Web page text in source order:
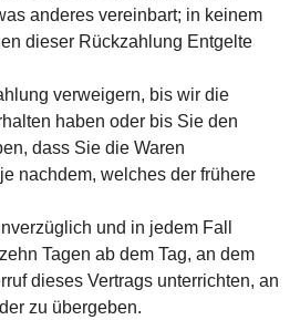
anderes vereinbart; in keinem
dieser Rückzahlung Entgelte
verweigern, bis wir die
haben oder bis Sie den
dass Sie die Waren
nachdem, welches der frühere
und in jedem Fall
Tagen ab dem Tag, an dem
dieses Vertrags unterrichten, an
zu übergeben.